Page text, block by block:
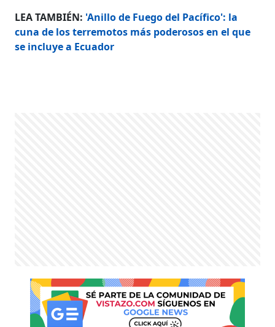
LEA TAMBIÉN: 'Anillo de Fuego del Pacífico': la
cuna de los terremotos más poderosos en el que
se incluye a Ecuador